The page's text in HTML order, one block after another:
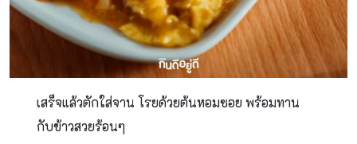
เสร็จแล้วตักใส่จาน โรยด้วยต้นหอมซอย พร้อมทาน
กับข้าวสวยร้อนๆ